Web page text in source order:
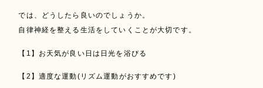
では、どうしたら良いのでしょうか。
自律神経を整える生活をしていくことが大切です。
【1】お天気が良い日は日光を浴びる
【2】適度な運動(リズム運動がおすすめです)